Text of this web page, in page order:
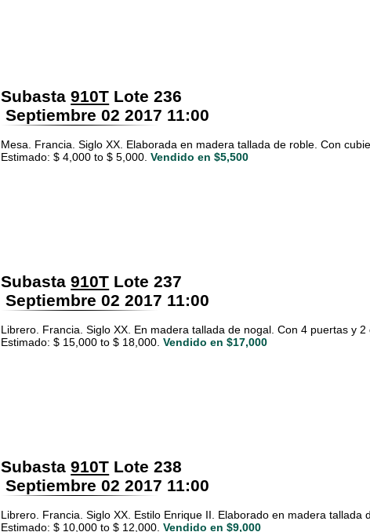
Subasta 910T Lote 236
Septiembre 02 2017 11:00
Mesa. Francia. Siglo XX. Elaborada en madera tallada de roble. Con
Estimado: $ 4,000 to $ 5,000. Vendido en $5,500
Subasta 910T Lote 237
Septiembre 02 2017 11:00
Librero. Francia. Siglo XX. En madera tallada de nogal. Con 4 puertas y
Estimado: $ 15,000 to $ 18,000. Vendido en $17,000
Subasta 910T Lote 238
Septiembre 02 2017 11:00
Librero. Francia. Siglo XX. Estilo Enrique II. Elaborado en madera tallada
Estimado: $ 10,000 to $ 12,000. Vendido en $9,000